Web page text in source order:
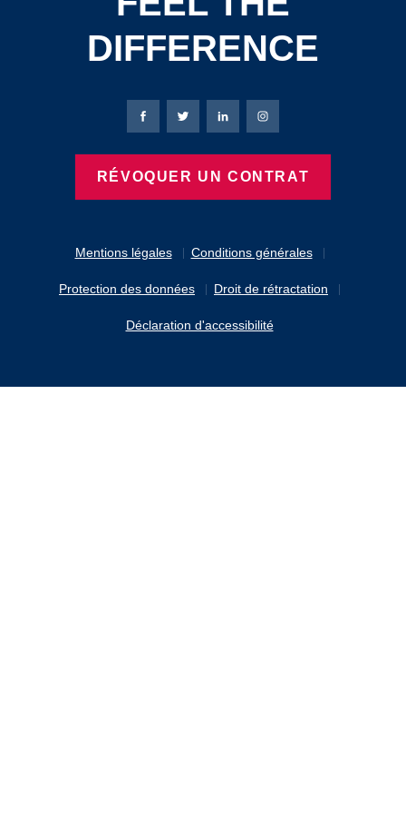
DIFFERENCE
Mentions légales Conditions générales
Protection des données Droit de rétractation
Déclaration d'accessibilité
Page Facebook de Bierbaum-Proenen
Page X de Bierbaum-Proenen
Page LinkedIn de
Page Instagram de
RÉVOQUER UN CONTRAT